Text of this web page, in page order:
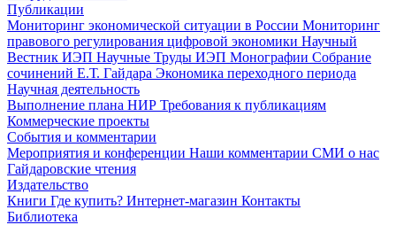
Публикации
Мониторинг экономической ситуации в России Мониторинг
правового регулирования цифровой экономики Научный
Вестник ИЭП Научные Труды ИЭП Монографии Собрание
сочинений Е.Т. Гайдара Экономика переходного периода
Научная деятельность
Выполнение плана НИР Требования к публикациям
Коммерческие проекты
События и комментарии
Мероприятия и конференции Наши комментарии СМИ о нас
Гайдаровские чтения
Издательство
Книги Где купить? Интернет-магазин Контакты
Библиотека